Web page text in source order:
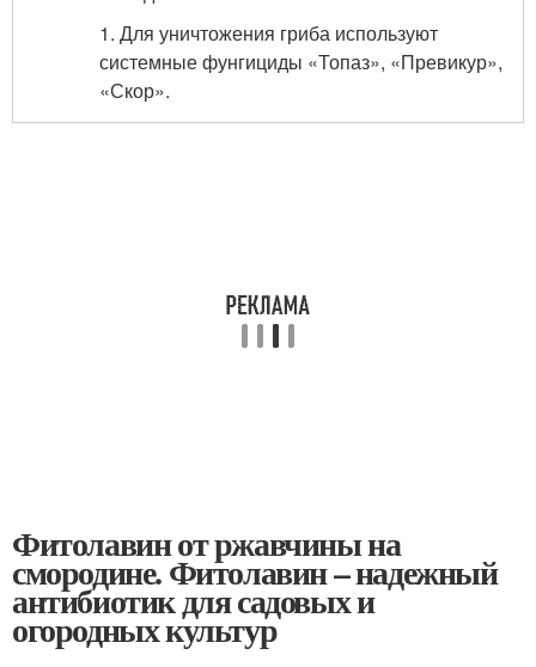
1. Для уничтожения гриба используют
системные фунгициды «Топаз», «Превикур»,
«Скор».
Фитолавин от ржавчины на
смородине. Фитолавин – надежный
антибиотик для садовых и
огородных культур